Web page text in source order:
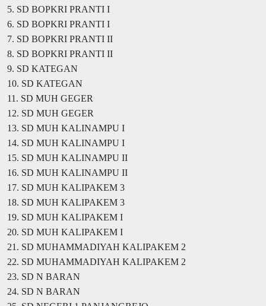
5. SD BOPKRI PRANTI I
6. SD BOPKRI PRANTI I
7. SD BOPKRI PRANTI II
8. SD BOPKRI PRANTI II
9. SD KATEGAN
10. SD KATEGAN
11. SD MUH GEGER
12. SD MUH GEGER
13. SD MUH KALINAMPU I
14. SD MUH KALINAMPU I
15. SD MUH KALINAMPU II
16. SD MUH KALINAMPU II
17. SD MUH KALIPAKEM 3
18. SD MUH KALIPAKEM 3
19. SD MUH KALIPAKEM I
20. SD MUH KALIPAKEM I
21. SD MUHAMMADIYAH KALIPAKEM 2
22. SD MUHAMMADIYAH KALIPAKEM 2
23. SD N BARAN
24. SD N BARAN